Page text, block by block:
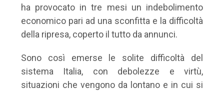
ha provocato in tre mesi un indebolimento
economico pari ad una sconfitta e la difficoltà
della ripresa, coperto il tutto da annunci.
Sono così emerse le solite difficoltà del
sistema Italia, con debolezze e virtù,
situazioni che vengono da lontano e in cui si